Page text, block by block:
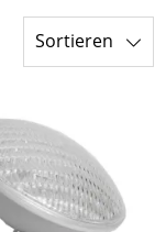
Sortieren